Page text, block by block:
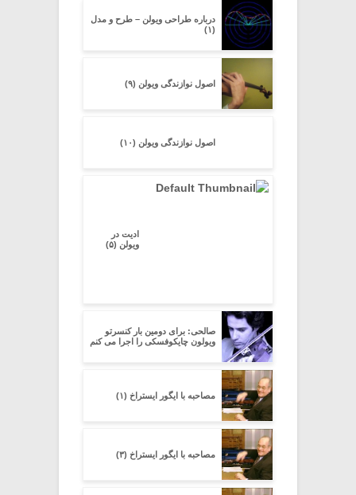
درباره طراحی ویولن – طرح و مدل
(۱)
اصول نوازندگی ویولن (۹)
اصول نوازندگی ویولن (۱۰)
ادیت در
ویولن (۵)
صالحی: برای دومین بار کنسرتو
ویولون چایکوفسکی را اجرا می کنم
مصاحبه با ایگور ایستراخ (۱)
مصاحبه با ایگور ایستراخ (۳)